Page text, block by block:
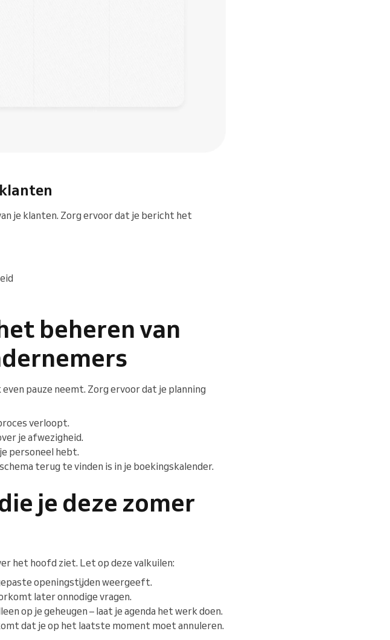
je klanten. Zorg ervoor dat je bericht het
beheren van
pauze neemt. Zorg ervoor dat je planning
verloopt.
je afwezigheid.
personeel hebt.
terug te vinden is in je boekingskalender.
je deze zomer
het hoofd ziet. Let op deze valkuilen:
openingstijden weergeeft.
later onnodige vragen.
op je geheugen – laat je agenda het werk doen.
dat je op het laatste moment moet annuleren.